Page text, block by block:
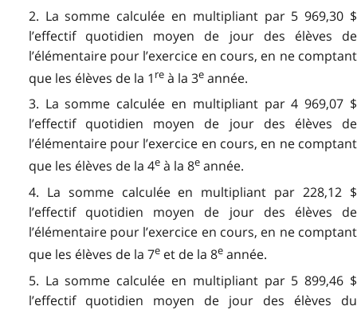
2. La somme calculée en multipliant par 5 969,30 $
l’effectif quotidien moyen de jour des élèves de
l’élémentaire pour l’exercice en cours, en ne comptant
que les élèves de la 1 reà la 3eannée.
3. La somme calculée en multipliant par 4 969,07 $
l’effectif quotidien moyen de jour des élèves de
l’élémentaire pour l’exercice en cours, en ne comptant
que les élèves de la 4eà la 8eannée.
4. La somme calculée en multipliant par 228,12 $
l’effectif quotidien moyen de jour des élèves de
l’élémentaire pour l’exercice en cours, en ne comptant
que les élèves de la 7eet de la 8eannée.
5. La somme calculée en multipliant par 5 899,46 $
l’effectif quotidien moyen de jour des élèves du